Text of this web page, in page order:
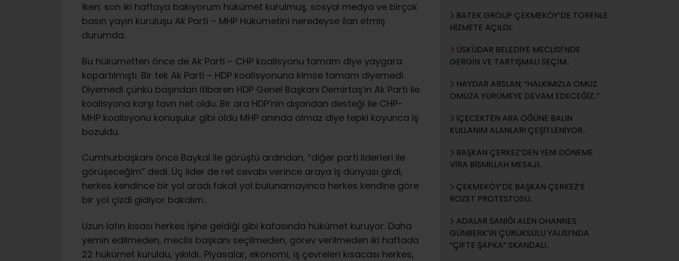
iken; son iki haftaya bakıyorum hükümet kurulmuş, sosyal medya ve birçok
basın yayın kuruluşu Ak Parti – MHP Hükümetini neredeyse ilan etmiş
durumda.
Bu hükümetten önce de Ak Parti – CHP koalisyonu tamam diye yaygara
kopartılmıştı. Bir tek Ak Parti – HDP koalisyonuna kimse tamam diyemedi.
Diyemedi çünkü başından itibaren HDP Genel Başkanı Demirtaş’ın Ak Parti ile
koalisyona karşı tavrı net oldu. Bir ara HDP’nin dışarıdan desteği ile CHP-
MHP koalisyonu konuşulur gibi oldu MHP anında olmaz diye tepki koyunca iş
bozuldu.
Cumhurbaşkanı önce Baykal ile görüştü ardından, “diğer parti liderleri ile
görüşeceğim” dedi. Üç lider de ret cevabı verince araya iş dünyası girdi,
herkes kendince bir yol aradı fakat yol bulunamayınca herkes kendine göre
bir yol çizdi gidiyor bakalım..
Uzun lafın kısası herkes işine geldiği gibi kafasında hükümet kuruyor. Daha
yemin edilmeden, meclis başkanı seçilmeden, görev verilmeden iki haftada
22 hükümet kuruldu, yıkıldı.. Piyasalar, ekonomi, iş çevreleri kısacası herkes,
ANNE VE BABANIN ÖNEMİ..
Deniz KALENDERGİL
ŞEERTLİK MERTEBESİ USTALIĞIN
TEMELİ..
Hayatın renkleri..
BATEK GROUP ÇEKMEKÖY’DE TÖRENLE
HİZMETE AÇILDI..
ÜSKÜDAR BELEDİYE MECLİSİ’NDE
GERGİN VE TARTIŞMALI SEÇİM..
HAYDAR ARSLAN; “HALKIMIZLA OMUZ
OMUZA YÜRÜMEYE DEVAM EDECEĞİZ..”
İÇECEKTEN ARA ÖĞÜNE BALIN
KULLANIM ALANLARI ÇEŞİTLENİYOR..
BAŞKAN ÇERKEZ’DEN YENİ DÖNEME
VİRA BİSMİLLAH MESAJI..
ÇEKMEKÖY’DE BAŞKAN ÇERKEZ’E
ROZET PROTESTOSU..
ADALAR SANIĞI ALEN OHANNES
GÜNBERK’İN ÇÜRÜKSULU YALISI’NDA
“ÇİFTE ŞAPKA” SKANDALI..